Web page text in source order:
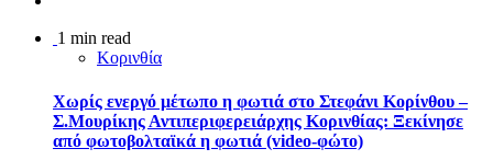
1 min read
Κορινθία
Χωρίς ενεργό μέτωπο η φωτιά στο Στεφάνι Κορίνθου –
Σ.Μουρίκης Αντιπεριφερειάρχης Κορινθίας: Ξεκίνησε
από φωτοβολταϊκά η φωτιά (video-φώτο)